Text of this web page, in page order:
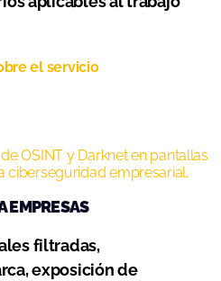
el servicio
EMPRESAS
filtradas,
exposición de